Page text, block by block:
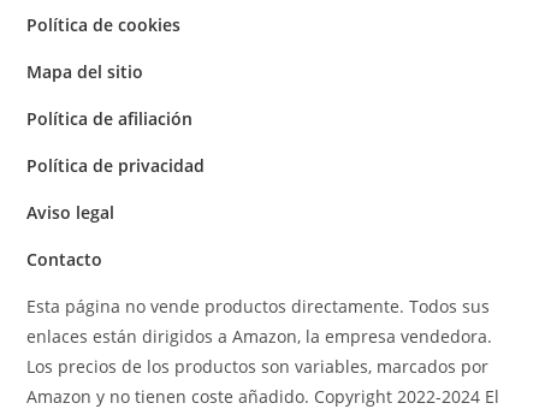
Política de cookies
Mapa del sitio
Política de afiliación
Política de privacidad
Aviso legal
Contacto
Esta página no vende productos directamente. Todos sus
enlaces están dirigidos a Amazon, la empresa vendedora.
Los precios de los productos son variables, marcados por
Amazon y no tienen coste añadido. Copyright 2022-2024 El